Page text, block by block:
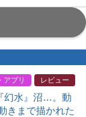
アプリ レビュー
幻水』沼…。動
きまで描かれた